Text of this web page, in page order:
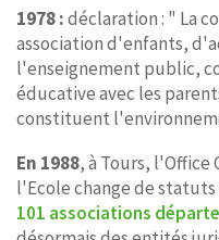
1978 :déclaration : " La
association d'enfants,
l'enseignement public,
éducative avec les
constituent
En 1988, à Tours, l'Office
l'Ecole change de
101 associations